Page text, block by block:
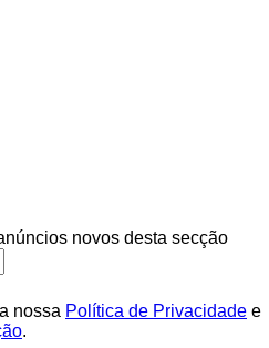
novos desta secção
nossa Política de Privacidade e
.